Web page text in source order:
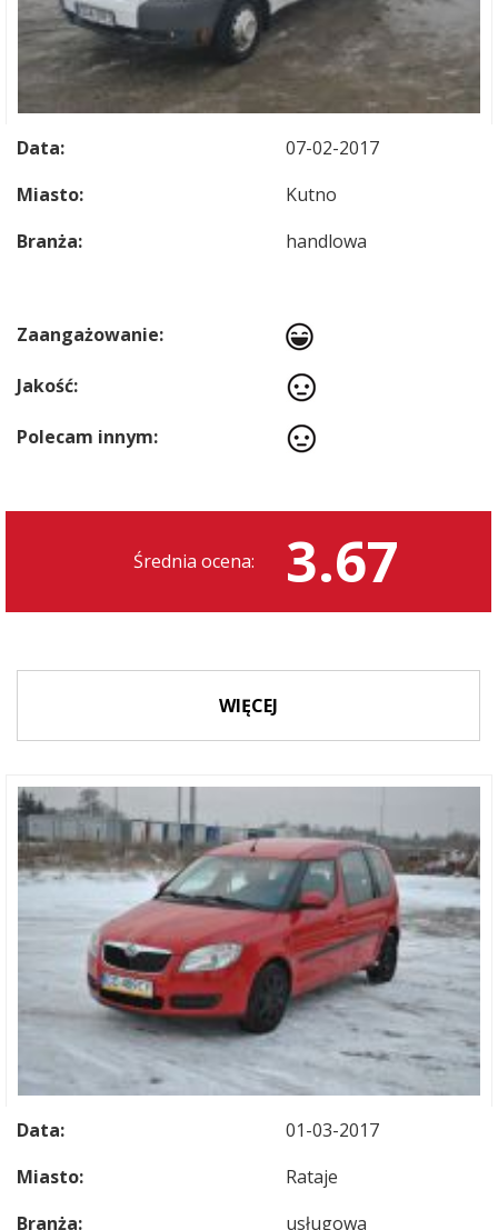
Data:
07-02-2017
Miasto:
Kutno
Branża:
handlowa
Zaangażowanie:
Jakość:
Polecam innym:
Średnia ocena: 3.67
WIĘCEJ
Data:
01-03-2017
Miasto:
Rataje
Branża:
usługowa